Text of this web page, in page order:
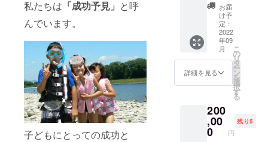
私たちは 「成功予見」 と呼
んでいます。
子どもにとっての成功と
載させ
ていた
だきま
す。 あ
なたの
企業名
を社団
法人ス
マイル
ライフ
PRでき
ます。
https://
smile-
人スマ
イルラ
イフの
スペ
シャル
企業ス
ポン
サーに
なれる
権利で
団法人
スマイ
ルライ
フのHP
お届
け予
定：
2022
年09
月
詳細を見る
こ
の
リ
タ
ー
ン
を
選
択
す
る
200
,00
0 円
残り5